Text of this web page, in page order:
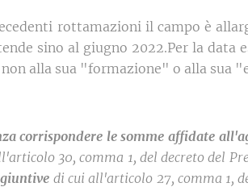
rottamazioni il campo è
sino al giugno 2022.Per la
alla sua "formazione" o alla sua
corrispondere le somme affidate
articolo 30, comma 1, del decreto del
di cui all'articolo 27, comma 1,